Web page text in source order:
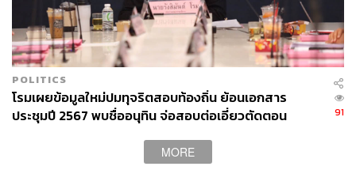
POLITICS
โรมเผยข้อมูลใหม่ปมทุจริตสอบท้องถิ่น ย้อนเอกสาร
ประชุมปี 2567 พบชื่ออนุทิน จ่อสอบต่อเอี่ยวตัดตอน
91
MORE